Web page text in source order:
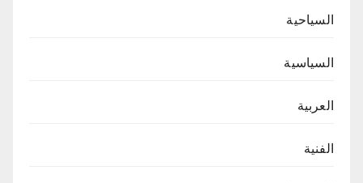
السياحية
السياسية
العربية
الفنية